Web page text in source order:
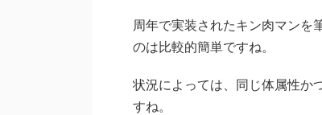
周年で実装されたキン肉マンを
のは比較的簡単ですね。
状況によっては、同じ体属性か
すね。